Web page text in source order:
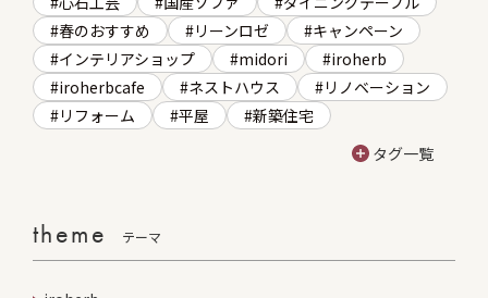
春のおすすめ
リーンロゼ
キャンペーン
インテリアショップ
midori
iroherb
iroherbcafe
ネストハウス
リノベーション
リフォーム
平屋
新築住宅
タグ一覧
theme テーマ